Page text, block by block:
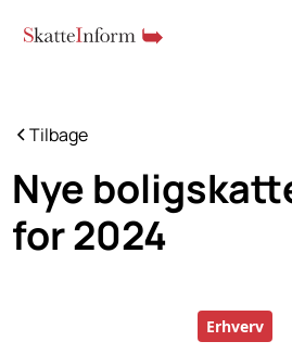
Tilbage
Nye
for 2024
Erhverv